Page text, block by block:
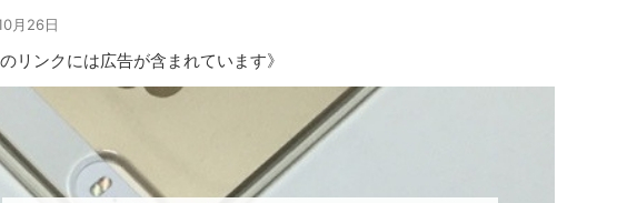
月26日
のリンクには広告が含まれています》